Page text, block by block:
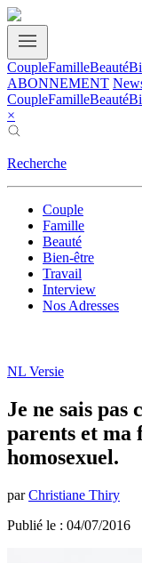
CoupleFamilleBeauté
ABONNEMENT
CoupleFamilleBeauté
×
Recherche
Couple
Famille
Beauté
Bien-être
Travail
Interview
Nos Adresses
NL Versie
Je ne sais pas
parents et ma
homosexuel.
par Christiane Thiry
Publié le : 04/07/2016